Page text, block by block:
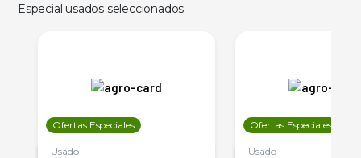
Especial usados seleccionados
Ofertas Especiales
Usado
Ofertas Especiales
Usado